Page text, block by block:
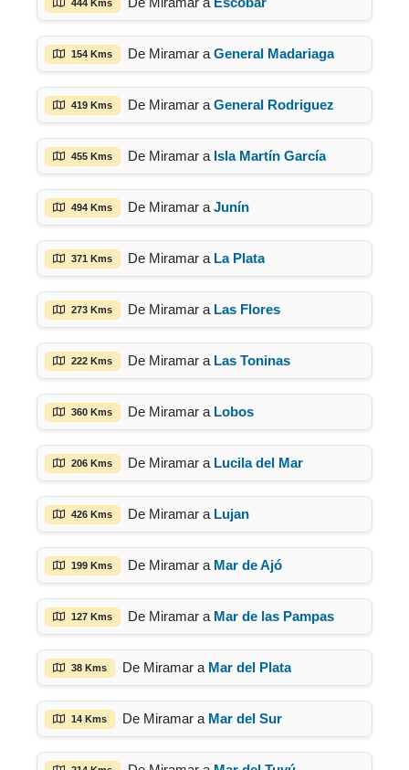
444 Kms
154 Kms De Miramar a General Madariaga
419 Kms De Miramar a General Rodriguez
455 Kms De Miramar a Isla Martín García
494 Kms De Miramar a Junín
371 Kms De Miramar a La Plata
273 Kms De Miramar a Las Flores
222 Kms De Miramar a Las Toninas
360 Kms De Miramar a Lobos
206 Kms De Miramar a Lucila del Mar
426 Kms De Miramar a Lujan
199 Kms De Miramar a Mar de Ajó
127 Kms De Miramar a Mar de las Pampas
38 Kms De Miramar a Mar del Plata
14 Kms De Miramar a Mar del Sur